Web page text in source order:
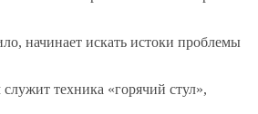
начинает искать истоки проблемы
техника «горячий стул»,